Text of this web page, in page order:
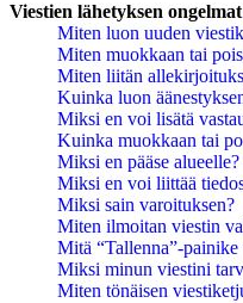
Viestien lähetyksen ongelmat
Miten luon uuden
Miten muokkaan tai
Miten liitän
Kuinka luon
Miksi en voi lisätä
Kuinka muokkaan tai
Miksi en pääse alueelle?
Miksi en voi liittää
Miksi sain varoituksen?
Miten ilmoitan viestin
Mitä “Tallenna”-
Miksi minun viestini
Miten tönäisen